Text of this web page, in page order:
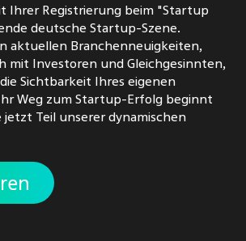
Ihrer Registrierung beim "Startup
deutsche Startup-Szene.
aktuellen Branchenneuigkeiten,
mit Investoren und Gleichgesinnten,
Sichtbarkeit Ihres eigenen
Weg zum Startup-Erfolg beginnt
jetzt Teil unserer dynamischen